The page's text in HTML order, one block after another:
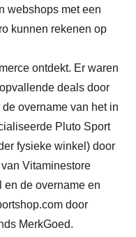
webshops met een
kunnen rekenen op
ontdekt. Er waren
deals door
overname van het in
Pluto Sport
fysieke winkel) door
Vitaminestore
de overname en
door
MerkGoed.